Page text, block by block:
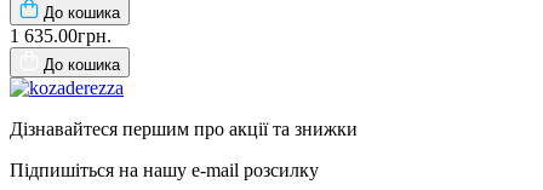
До кошика
1 635.00грн.
До кошика
Дізнавайтеся першим про акції та знижки
Підпишіться на нашу e-mail розсилку